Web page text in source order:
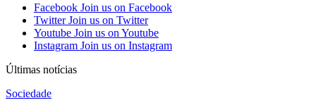
Facebook Join us on Facebook
Twitter Join us on Twitter
Youtube Join us on Youtube
Instagram Join us on Instagram
Últimas notícias
Sociedade